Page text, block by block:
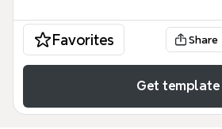
Favorites Share
Get template